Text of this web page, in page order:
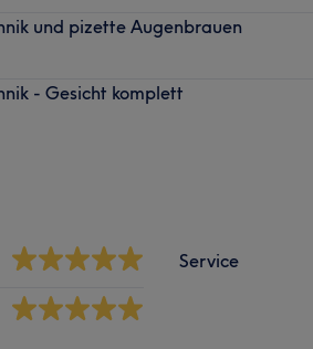
und pizette Augenbrauen
- Gesicht komplett
Service